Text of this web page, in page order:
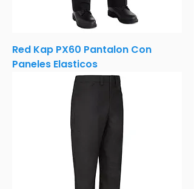
Red Kap PX60 Pantalon Con
Paneles Elasticos